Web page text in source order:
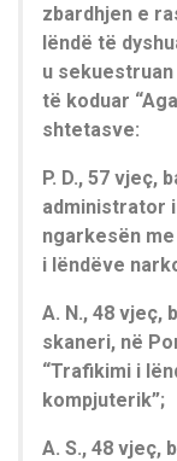
zbardhjen e
lëndë të
u
të koduar
shtetasve:
P. D., 57 vjeç,
administrator
ngarkesën
i lëndëve
A. N., 48 vjeç,
skaneri, në
“Trafikimi i
kompjuterik”;
A. S., 48 vjeç,